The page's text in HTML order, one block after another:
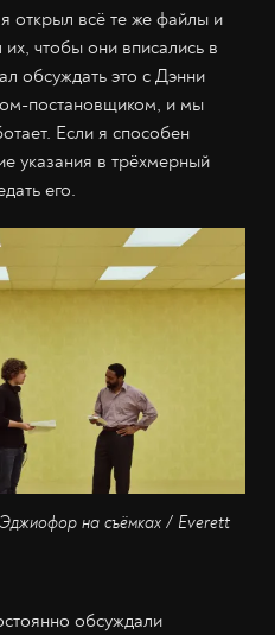
открыл всё те же файлы и
чтобы они вписались в
обсуждать это с Дэнни
постановщиком, и мы
Если я способен
указания в трёхмерный
его.
на съёмках / Everett
обсуждали